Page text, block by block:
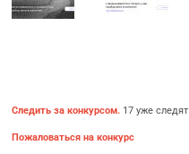
Следить за конкурсом. 17 уже следят
Пожаловаться на конкурс